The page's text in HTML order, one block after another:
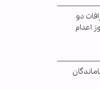
دو
اعدام